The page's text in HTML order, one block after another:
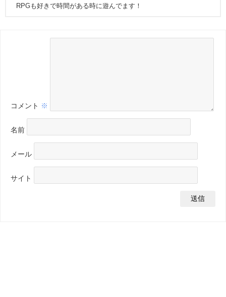
RPGも好きで時間がある時に遊んでます！
コメント ※
名前
メール
サイト